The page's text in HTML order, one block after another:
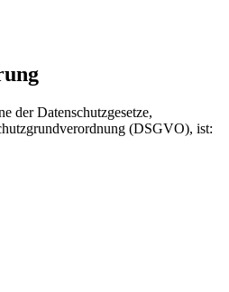
der Datenschutzgesetze,
(DSGVO), ist: